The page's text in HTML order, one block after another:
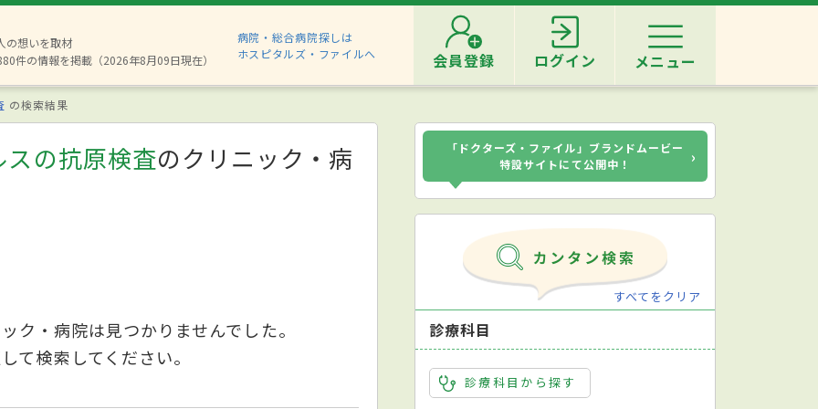
の想いを取材
件の情報を掲載（2026年8月09日現在）
病院・総合病院探しは
ホスピタルズ・ファイルへ
会員登録 ログイン メニュー
の検索結果
の抗原検査のクリニック・病
ク・病院は見つかりませんでした。
て検索してください。
「ドクターズ・ファイル」ブランドムービー
特設サイトにて公開中！
›
すべてをクリア
診療科目
診療科目から探す